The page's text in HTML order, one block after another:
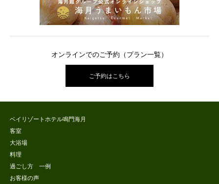
オンラインでのご予約（プラン一覧）
ご予約はこちら
ベイリゾートホテル鳴門海月
客室
大浴場
料理
過ごし方 一例
お客様の声